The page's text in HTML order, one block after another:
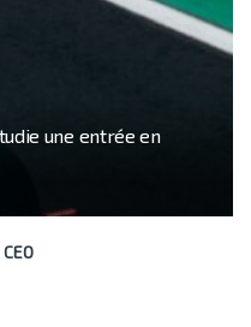
une entrée en